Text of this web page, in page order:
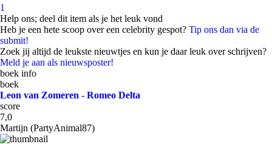
1
Help ons; deel dit item als je het leuk vond
Heb je een hete scoop over een celebrity gespot? Tip ons dan via de
submit!
Zoek jij altijd de leukste nieuwtjes en kun je daar leuk over schrijven?
Meld je aan als nieuwsposter!
boek info
boek
Leon van Zomeren - Romeo Delta
score
7,0
Martijn (PartyAnimal87)